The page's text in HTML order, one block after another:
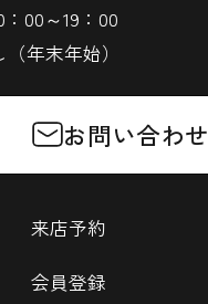
00～19：00
年末年始）
お問い合わせ
来店予約
会員登録